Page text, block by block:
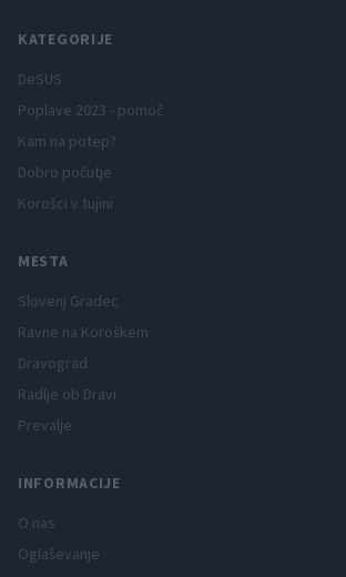
KATEGORIJE
DeSUS
Poplave 2023 - pomoč
Kam na potep?
Dobro počutje
Korošci v tujini
MESTA
Slovenj Gradec
Ravne na Koroškem
Dravograd
Radlje ob Dravi
Prevalje
INFORMACIJE
O nas
Oglaševanje